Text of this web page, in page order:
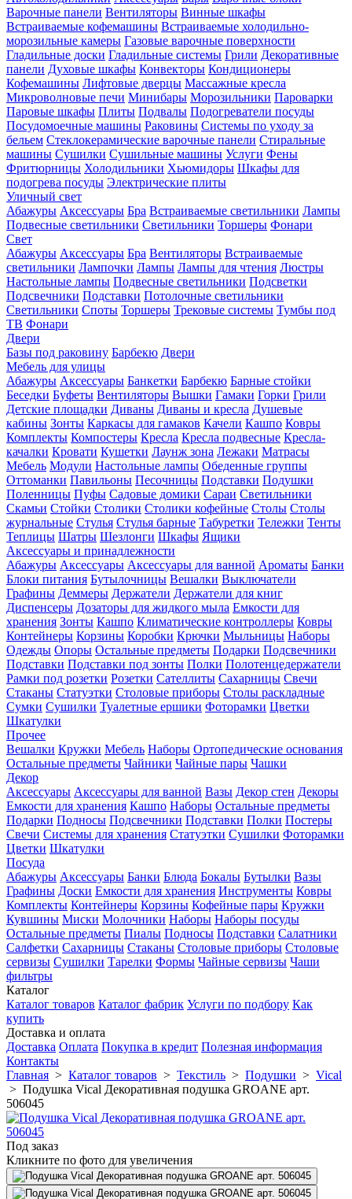
Варочные панели Вентиляторы Винные шкафы
Встраиваемые кофемашины Встраиваемые холодильно-
морозильные камеры Газовые варочные поверхности
Гладильные доски Гладильные системы Грили Декоративные
панели Духовые шкафы Конвекторы Кондиционеры
Кофемашины Лифтовые дверцы Массажные кресла
Микроволновые печи Минибары Морозильники Пароварки
Паровые шкафы Плиты Подвалы Подогреватели посуды
Посудомоечные машины Раковины Системы по уходу за
бельем Стеклокерамические варочные панели Стиральные
машины Сушилки Сушильные машины Услуги Фены
Фритюрницы Холодильники Хьюмидоры Шкафы для
подогрева посуды Электрические плиты
Уличный свет
Абажуры Аксессуары Бра Встраиваемые светильники Лампы
Подвесные светильники Светильники Торшеры Фонари
Свет
Абажуры Аксессуары Бра Вентиляторы Встраиваемые
светильники Лампочки Лампы Лампы для чтения Люстры
Настольные лампы Подвесные светильники Подсветки
Подсвечники Подставки Потолочные светильники
Светильники Споты Торшеры Трековые системы Тумбы под
ТВ Фонари
Двери
Базы под раковину Барбекю Двери
Мебель для улицы
Абажуры Аксессуары Банкетки Барбекю Барные стойки
Беседки Буфеты Вентиляторы Вышки Гамаки Горки Грили
Детские площадки Диваны Диваны и кресла Душевые
кабины Зонты Каркасы для гамаков Качели Кашпо Ковры
Комплекты Компостеры Кресла Кресла подвесные Кресла-
качалки Кровати Кушетки Лаунж зона Лежаки Матрасы
Мебель Модули Настольные лампы Обеденные группы
Оттоманки Павильоны Песочницы Подставки Подушки
Поленницы Пуфы Садовые домики Сараи Светильники
Скамьи Стойки Столики Столики кофейные Столы Столы
журнальные Стулья Стулья барные Табуретки Тележки Тенты
Теплицы Шатры Шезлонги Шкафы Ящики
Аксессуары и принадлежности
Абажуры Аксессуары Аксессуары для ванной Ароматы Банки
Блоки питания Бутылочницы Вешалки Выключатели
Графины Деммеры Держатели Держатели для книг
Диспенсеры Дозаторы для жидкого мыла Емкости для
хранения Зонты Кашпо Климатические контроллеры Ковры
Контейнеры Корзины Коробки Крючки Мыльницы Наборы
Одежды Опоры Остальные предметы Подарки Подсвечники
Подставки Подставки под зонты Полки Полотенцедержатели
Рамки под розетки Розетки Сателлиты Сахарницы Свечи
Стаканы Статуэтки Столовые приборы Столы раскладные
Сумки Сушилки Туалетные ершики Фоторамки Цветки
Шкатулки
Прочее
Вешалки Кружки Мебель Наборы Ортопедические основания
Остальные предметы Чайники Чайные пары Чашки
Декор
Аксессуары Аксессуары для ванной Вазы Декор стен Декоры
Емкости для хранения Кашпо Наборы Остальные предметы
Подарки Подносы Подсвечники Подставки Полки Постеры
Свечи Системы для хранения Статуэтки Сушилки Фоторамки
Цветки Шкатулки
Посуда
Абажуры Аксессуары Банки Блюда Бокалы Бутылки Вазы
Графины Доски Емкости для хранения Инструменты Ковры
Комплекты Контейнеры Корзины Кофейные пары Кружки
Кувшины Миски Молочники Наборы Наборы посуды
Остальные предметы Пиалы Подносы Подставки Салатники
Салфетки Сахарницы Стаканы Столовые приборы Столовые
сервизы Сушилки Тарелки Формы Чайные сервизы Чаши
фильтры
Каталог
Каталог товаров Каталог фабрик Услуги по подбору Как
купить
Доставка и оплата
Доставка Оплата Покупка в кредит Полезная информация
Контакты
Главная > Каталог товаров > Текстиль > Подушки > Vical
> Подушка Vical Декоративная подушка GROANE арт.
506045
Под заказ
Кликните по фото для увеличения